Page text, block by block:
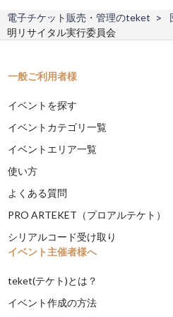
電子チケット販売・管理のteket
明リサイタル実行委員会
一般ご利用者様
イベントを探す
イベントカテゴリ一覧
イベントエリア一覧
使い方
よくある質問
PRO ARTEKET（プロアルテケト）
シリアルコード受け取り
イベント主催者様へ
teket(テケト)とは？
イベント作成の方法